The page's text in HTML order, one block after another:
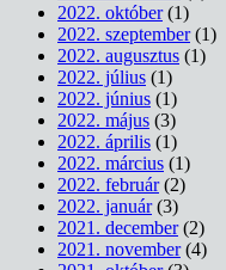
2022. október(1)
2022. szeptember(1)
2022. augusztus (1)
2022. július (1)
2022. június (1)
2022. május (3)
2022. április (1)
2022. március (1)
2022. február(2)
2022. január(3)
2021. december(2)
2021. november(4)